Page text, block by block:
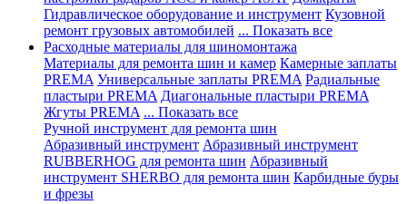
Гидравлическое оборудование и инструмент Кузовной
ремонт грузовых автомобилей ... Показать все
Расходные материалы для шиномонтажа
Материалы для ремонта шин и камер Камерные заплаты
PREMA Универсальные заплаты PREMA Радиальные
пластыри PREMA Диагональные пластыри PREMA
Жгуты PREMA ... Показать все
Ручной инструмент для ремонта шин
Абразивный инструмент Абразивный инструмент
RUBBERHOG для ремонта шин Абразивный
инструмент SHERBO для ремонта шин Карбидные буры
и фрезы